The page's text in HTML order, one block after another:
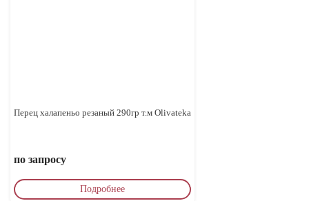
Перец халапеньо резаный 290гр т.м Olivateka
по запросу
Подробнее